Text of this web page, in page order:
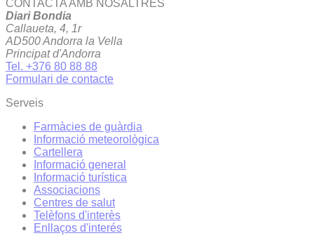
CONTACTA AMB NOSALTRES
Diari Bondia
Callaueta, 4, 1r
AD500 Andorra la Vella
Principat d'Andorra
Tel. +376 80 88 88
Formulari de contacte
Serveis
Farmàcies de guàrdia
Informació meteorològica
Cartellera
Informació general
Informació turística
Associacions
Centres de salut
Telèfons d'interès
Enllaços d'interés